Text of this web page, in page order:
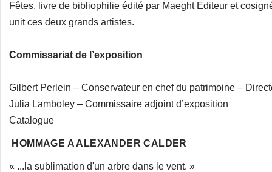
Fêtes, livre de bibliophilie édité par Maeght Editeur et
unit ces deux grands artistes.
Commissariat de l’exposition
Gilbert Perlein – Conservateur en chef du patrimoine –
Julia Lamboley – Commissaire adjoint d’exposition
Catalogue
HOMMAGE A ALEXANDER CALDER
« ...la sublimation d'un arbre dans le vent. »